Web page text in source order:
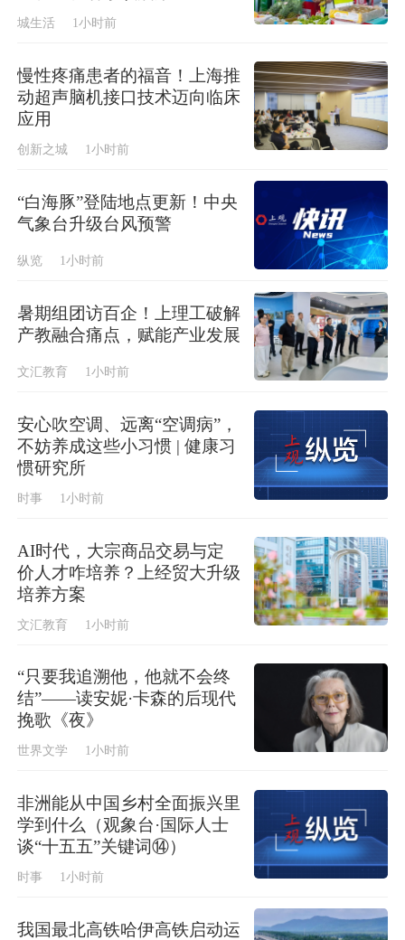
城生活 1小时前
慢性疼痛患者的福音！上海推
动超声脑机接口技术迈向临床
应用
创新之城 1小时前
“白海豚”登陆地点更新！中央
气象台升级台风预警
纵览 1小时前
暑期组团访百企！上理工破解
产教融合痛点，赋能产业发展
文汇教育 1小时前
安心吹空调、远离“空调病”，
不妨养成这些小习惯 | 健康习
惯研究所
时事 1小时前
AI时代，大宗商品交易与定
价人才咋培养？上经贸大升级
培养方案
文汇教育 1小时前
“只要我追溯他，他就不会终
结”——读安妮·卡森的后现代
挽歌《夜》
世界文学 1小时前
非洲能从中国乡村全面振兴里
学到什么（观象台·国际人士
谈“十五五”关键词⑭）
时事 1小时前
我国最北高铁哈伊高铁启动运